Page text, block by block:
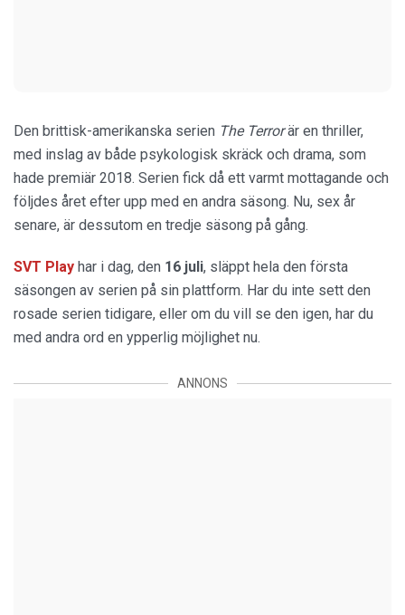
Den brittisk-amerikanska serien The Terrorär en thriller,
med inslag av både psykologisk skräck och drama, som
hade premiär 2018. Serien fick då ett varmt mottagande och
följdes året efter upp med en andra säsong. Nu, sex år
senare, är dessutom en tredje säsong på gång.
SVT Play har i dag, den 16 juli, släppt hela den första
säsongen av serien på sin plattform. Har du inte sett den
rosade serien tidigare, eller om du vill se den igen, har du
med andra ord en ypperlig möjlighet nu.
ANNONS